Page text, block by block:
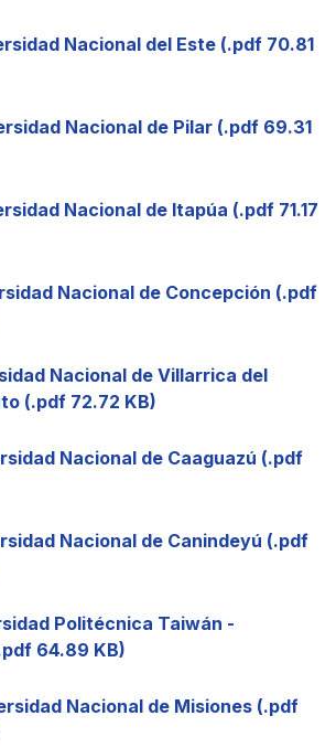
Nacional del Este (.pdf 70.81
Nacional de Pilar (.pdf 69.31
Nacional de Itapúa (.pdf 71.17
Nacional de Concepción (.pdf
Nacional de Villarrica del
(.pdf 72.72 KB)
Nacional de Caaguazú (.pdf
Nacional de Canindeyú (.pdf
Politécnica Taiwán -
64.89 KB)
Nacional de Misiones (.pdf